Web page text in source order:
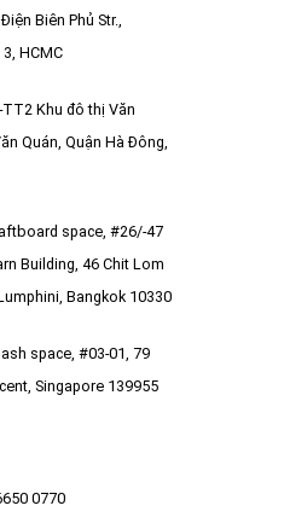
Biên Phủ Str.,
HCMC
Khu đô thị Văn
Quán, Quận Hà Đông,
space, #26/-47
Building, 46 Chit Lom
Bangkok 10330
space, #03-01, 79
Singapore 139955
0770